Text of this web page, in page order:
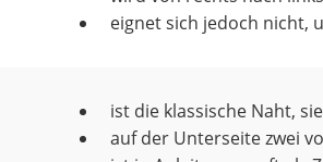
eignet sich jedoch nicht,
ist die klassische Naht,
auf der Unterseite zwei